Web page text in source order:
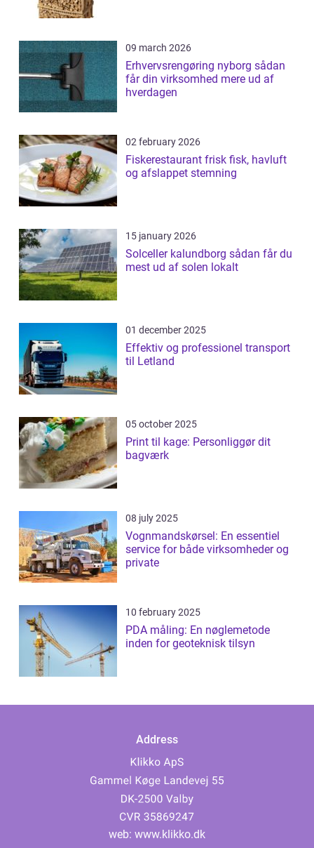
09 march 2026
Erhvervsrengøring nyborg sådan
får din virksomhed mere ud af
hverdagen
02 february 2026
Fiskerestaurant frisk fisk, havluft
og afslappet stemning
15 january 2026
Solceller kalundborg sådan får du
mest ud af solen lokalt
01 december 2025
Effektiv og professionel transport
til Letland
05 october 2025
Print til kage: Personliggør dit
bagværk
08 july 2025
Vognmandskørsel: En essentiel
service for både virksomheder og
private
10 february 2025
PDA måling: En nøglemetode
inden for geoteknisk tilsyn
Address
web: www.klikko.dk